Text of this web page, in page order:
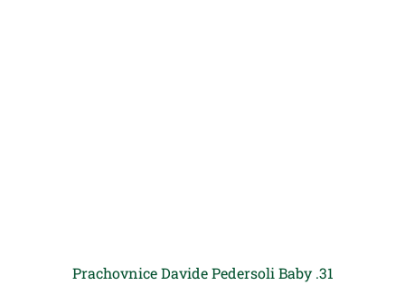
Prachovnice Davide Pedersoli Baby .31